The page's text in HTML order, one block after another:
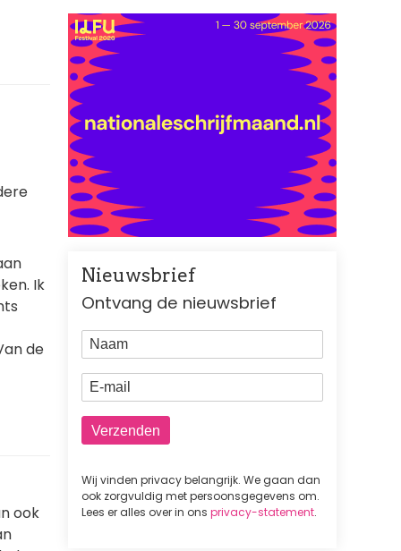
Ik
de
ook
Nieuwsbrief
Ontvang de nieuwsbrief
Naam
E-mail
Wij vinden privacy belangrijk. We gaan dan
ook zorgvuldig met persoonsgegevens om.
Lees er alles over in ons privacy-statement.